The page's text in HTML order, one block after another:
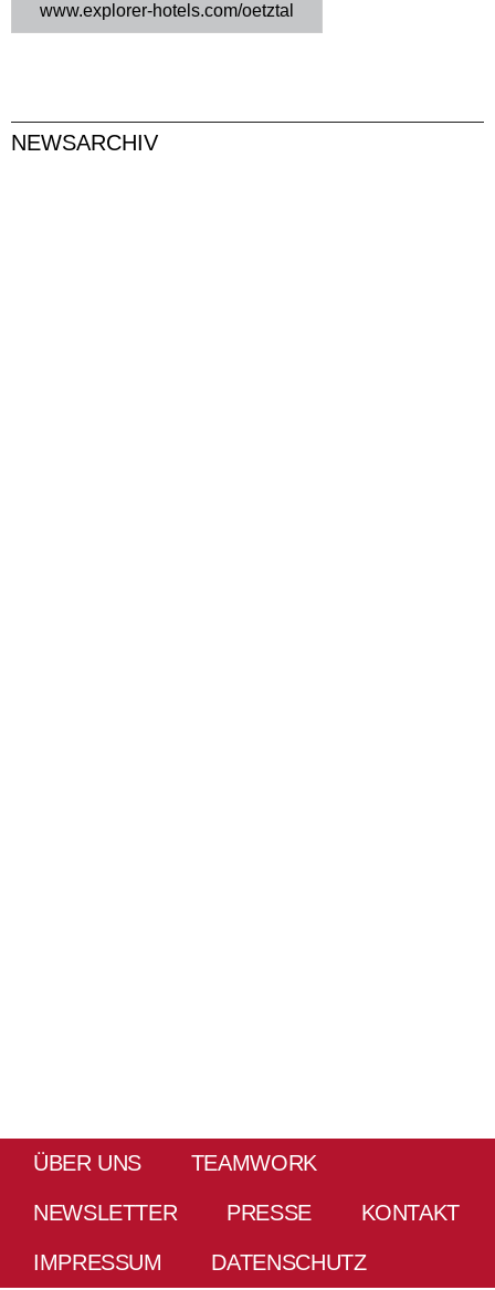
www.explorer-hotels.com/oetztal
NEWSARCHIV
ÜBER UNS TEAMWORK
NEWSLETTER PRESSE KONTAKT
IMPRESSUM DATENSCHUTZ